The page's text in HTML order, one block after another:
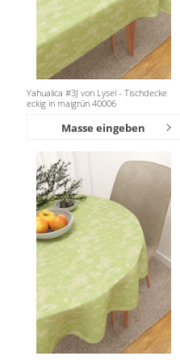
Yahualica #3J von Lysel - Tischdecke
eckig in maigrün 40006
Masse eingeben